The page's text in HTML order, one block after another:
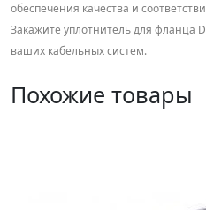
обеспечения качества и
Закажите уплотнитель для фланца
ваших кабельных систем.
Похожие товары